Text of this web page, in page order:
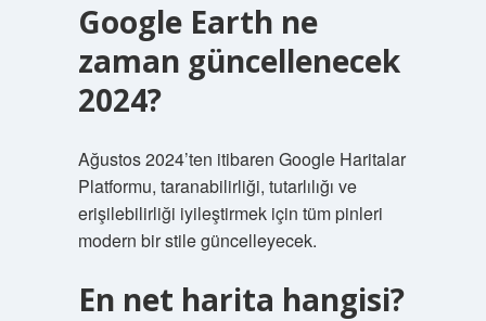
Google Earth ne
zaman güncellenecek
2024?
Ağustos 2024’ten itibaren Google Haritalar
Platformu, taranabilirliği, tutarlılığı ve
erişilebilirliği iyileştirmek için tüm pinleri
modern bir stile güncelleyecek.
En net harita hangisi?